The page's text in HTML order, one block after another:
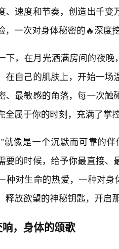
、速度和节奏，创造出千
，一次对身体秘密的🔥深度
下，在月光洒满房间的夜晚
在自己的肌肤上，开始一
、最敏感的角落，每一次
全属于你的时刻，充满了掌
就像是一个沉默而可靠的
要的时候，给予你最直接
种对生命的热爱，一种对
释放欲望的神秘钥匙，开启
，身体的颂歌